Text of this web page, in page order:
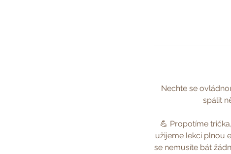
Nechte se
spálit
💪 Propotíme
užijeme lekci plnou
se nemusíte bát